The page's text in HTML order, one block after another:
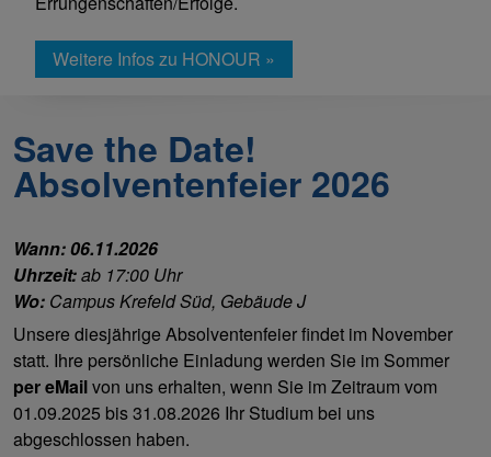
Weitere Infos zu HONOUR »
Save the Date!
Absolventenfeier 2026
Wann: 06.11.2026
Uhrzeit:ab 17:00 Uhr
Wo: Campus Krefeld Süd, Gebäude J
Unsere diesjährige Absolventenfeier findet im November
statt. Ihre persönliche Einladung werden Sie im Sommer
per eMailvon uns erhalten, wenn Sie im Zeitraum vom
01.09.2025 bis 31.08.2026 Ihr Studium bei uns
abgeschlossen haben.